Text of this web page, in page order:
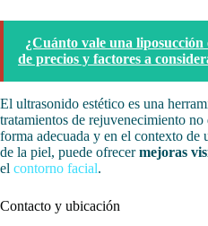
¿Cuánto vale una
de precios y factores a
El ultrasonido estético es una
tratamientos de rejuvenecimiento
forma adecuada y en el contexto de
de la piel, puede ofrecermejoras
el contorno facial.
Contacto y ubicación